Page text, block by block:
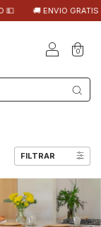
ENVIO GRATIS EN
0
FILTRAR